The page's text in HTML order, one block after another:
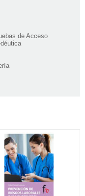
de Acceso